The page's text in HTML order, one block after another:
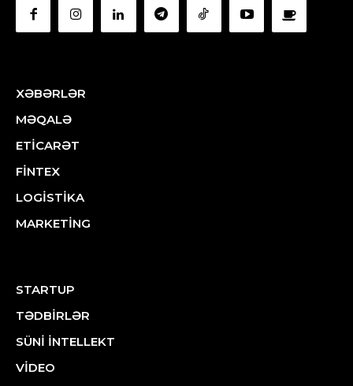
XƏBƏRLƏR
MƏQALƏ
ETİCARƏT
FİNTEX
LOGİSTİKA
MARKETİNG
STARTUP
TƏDBİRLƏR
SÜNİ İNTELLEKT
VİDEO